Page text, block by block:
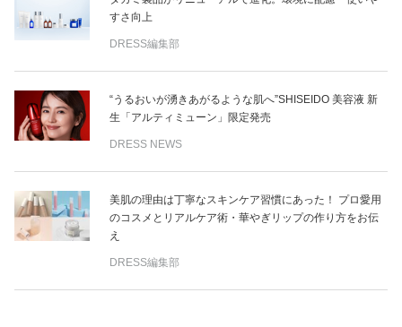
すさ向上
DRESS編集部
“うるおいが湧きあがるような肌へ”SHISEIDO 美容液 新
生「アルティミューン」限定発売
DRESS NEWS
美肌の理由は丁寧なスキンケア習慣にあった！ プロ愛用
のコスメとリアルケア術・華やぎリップの作り方をお伝
え
DRESS編集部